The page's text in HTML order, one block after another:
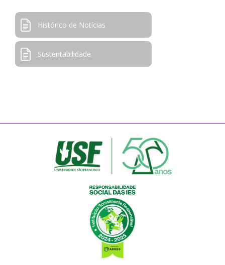
Histórico de Notícias
Sustentabilidade